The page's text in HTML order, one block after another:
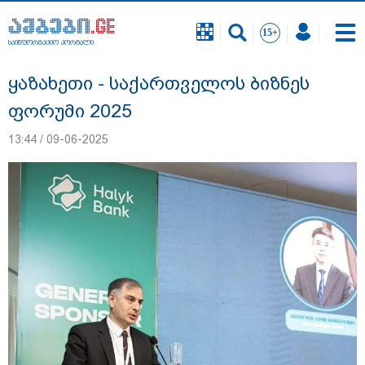
საინფორმაციო პორტალი
"გავიგე, "ნიაკოს" დამცველები გასჩენია...
იმნაძე-ნავროზაშვილები არიან
მანიპულატორები.. ჩემთვის ნია იმნაძე
მკვლელია" - ეკა კუპატაძე
საინფორმაციო პორტალი
ყაზახეთი - საქართველოს ბიზნეს
ფორუმი 2025
13:44 / 09-06-2025